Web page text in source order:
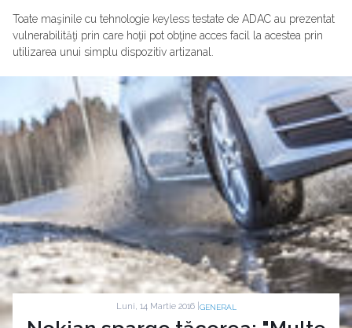
Toate maşinile cu tehnologie keyless testate de ADAC au prezentat
vulnerabilităţi prin care hoţii pot obţine acces facil la acestea prin
utilizarea unui simplu dispozitiv artizanal.
Luni, 14 Martie 2016 | GENERAL